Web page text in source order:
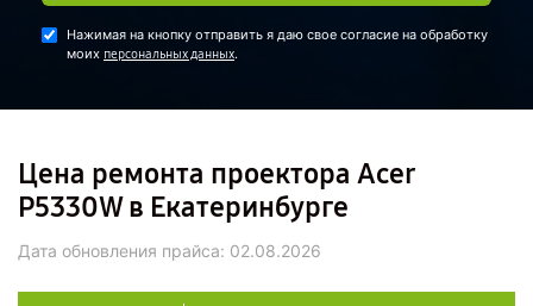
Нажимая на кнопку отправить я даю свое согласие на обработку
моих персональных данных.
Цена ремонта проектора Acer
P5330W в Екатеринбурге
Дата обновления прайса: 02.08.2026